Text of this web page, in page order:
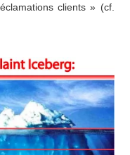
clients » (cf.